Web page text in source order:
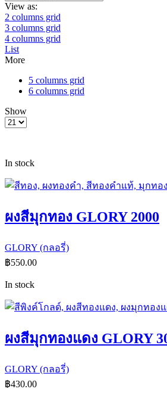
View as:
2 columns grid
3 columns grid
4 columns grid
List
More
5 columns grid
6 columns grid
Show
In stock
ผงสีมุกทอง GLORY 2000
GLORY (กลอรี่)
฿550.00
In stock
ผงสีมุกทองแดง GLORY
GLORY (กลอรี่)
฿430.00